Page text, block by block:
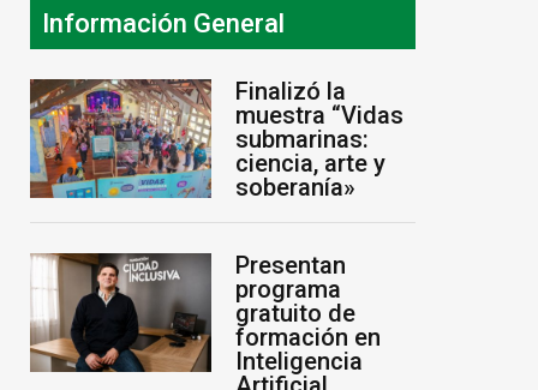
Información General
Finalizó la
muestra “Vidas
submarinas:
ciencia, arte y
soberanía»
Presentan
programa
gratuito de
formación en
Inteligencia